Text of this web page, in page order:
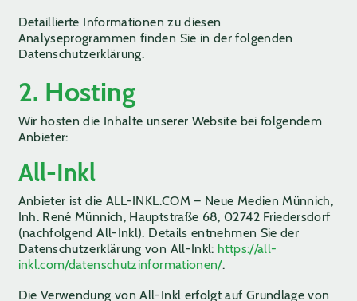
Detaillierte Informationen zu diesen
Analyseprogrammen finden Sie in der folgenden
Datenschutzerklärung.
2. Hosting
Wir hosten die Inhalte unserer Website bei folgendem
Anbieter:
All-Inkl
Anbieter ist die ALL-INKL.COM – Neue Medien Münnich,
Inh. René Münnich, Hauptstraße 68, 02742 Friedersdorf
(nachfolgend All-Inkl). Details entnehmen Sie der
Datenschutzerklärung von All-Inkl: https://all-
inkl.com/datenschutzinformationen/.
Die Verwendung von All-Inkl erfolgt auf Grundlage von